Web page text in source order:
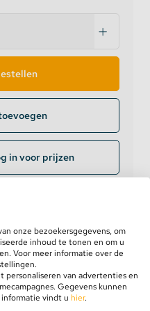
in voor prijzen
dagen
onze bezoekersgegevens, om
inhoud te tonen en om u
Voor meer informatie over de
personaliseren van advertenties en
Gegevens kunnen
vindt u hier.